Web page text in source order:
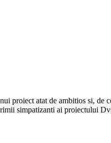
proiect atat de ambitios si,
simpatizanti ai proiectului